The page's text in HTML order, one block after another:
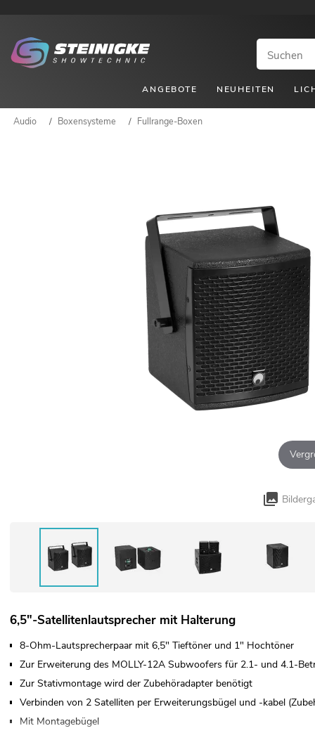
ANGEBOTE NEUHEITEN
Audio / Boxensysteme / Fullrange-Boxen
6,5"-Satellitenlautsprecher mit Halterung
8-Ohm-Lautsprecherpaar mit 6,5" Tieftöner und 1" Hochtöner
Zur Erweiterung des MOLLY-12A Subwoofers für 2.1- und 4.1-
Zur Stativmontage wird der Zubehöradapter benötigt
Verbinden von 2 Satelliten per Erweiterungsbügel und -kabel
Mit Montagebügel